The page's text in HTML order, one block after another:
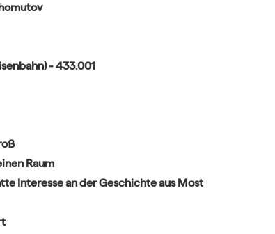
- 433.001
Raum
Interesse an der Geschichte aus Most